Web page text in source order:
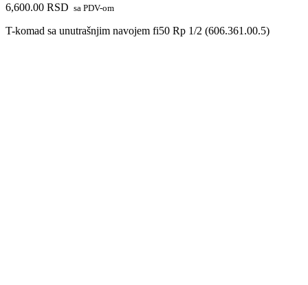
6,600.00 RSD sa PDV-om
T-komad sa unutrašnjim navojem fi50 Rp 1/2 (606.361.00.5)